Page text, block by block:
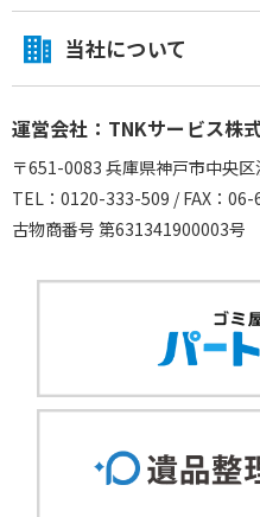
当社について
運営会社：TNKサービス株
〒651-0083 兵庫県神戸市中央
TEL：0120-333-509 / FAX：
古物商番号 第631341900003号